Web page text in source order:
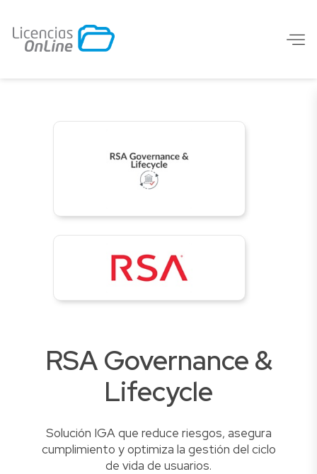
RSA Governance &
Lifecycle
Solución IGA que reduce riesgos, asegura
cumplimiento y optimiza la gestión del ciclo
de vida de usuarios.